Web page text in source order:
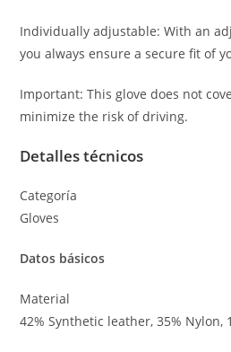
Individually adjustable: With an
you always ensure a secure fit of
Important: This glove does not
minimize the risk of driving.
Detalles técnicos
Categoría
Gloves
Datos básicos
Material
42% Synthetic leather, 35% Nylon,